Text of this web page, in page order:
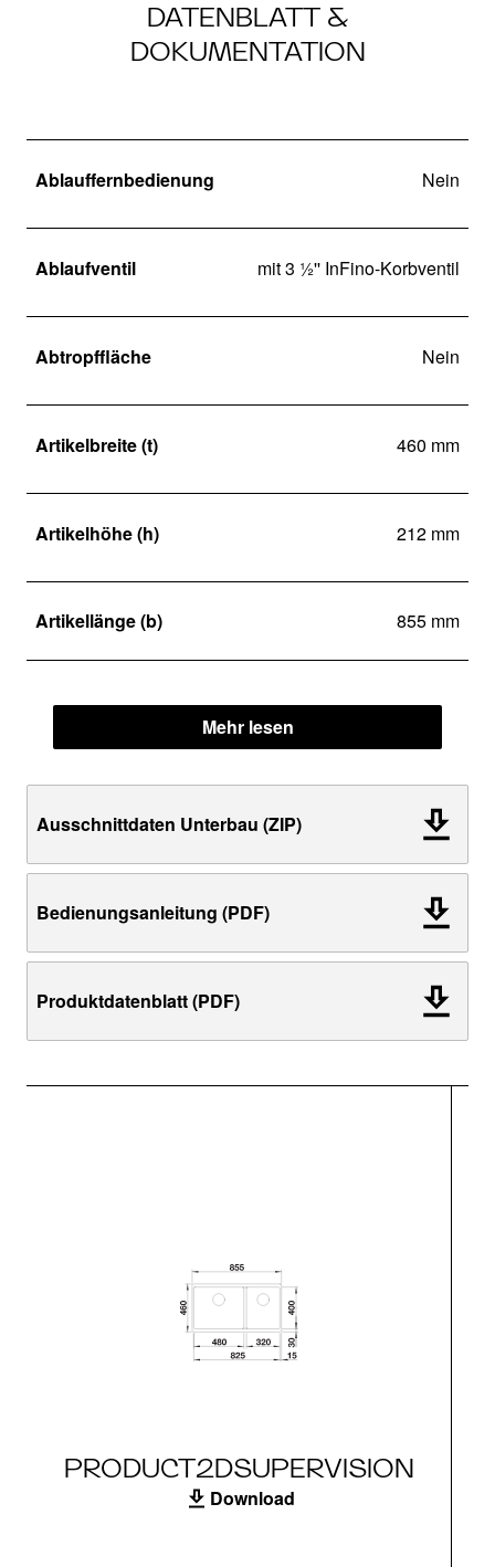
DATENBLATT &
DOKUMENTATION
Ablauffernbedienung Nein
Ablaufventil mit 3 ½'' InFino-Korbventil
Abtropffläche Nein
Artikelbreite (t) 460 mm
Artikelhöhe (h) 212 mm
Artikellänge (b) 855 mm
Mehr lesen
Ausschnittdaten Unterbau (ZIP)
Bedienungsanleitung (PDF)
Produktdatenblatt (PDF)
PRODUCT2DSUPERVISION
Download